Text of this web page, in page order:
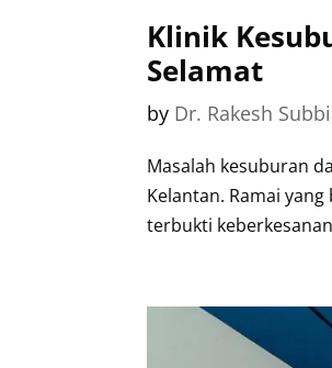
Klinik
Selamat
by Dr. Rakesh
Masalah kesuburan
Kelantan. Ramai
terbukti